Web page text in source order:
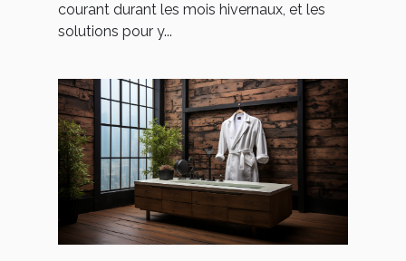
courant durant les mois hivernaux, et les
solutions pour y...